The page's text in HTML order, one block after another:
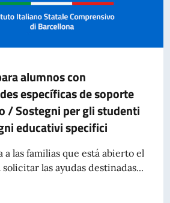
alumnos con
específicas de soporte
/ Sostegni per gli studenti
educativi specifici
a las familias que está abierto el
solicitar las ayudas destinadas...